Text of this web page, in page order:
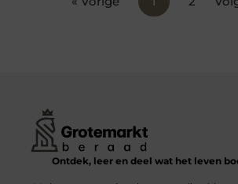
Ontdek, leer en deel wat het leven